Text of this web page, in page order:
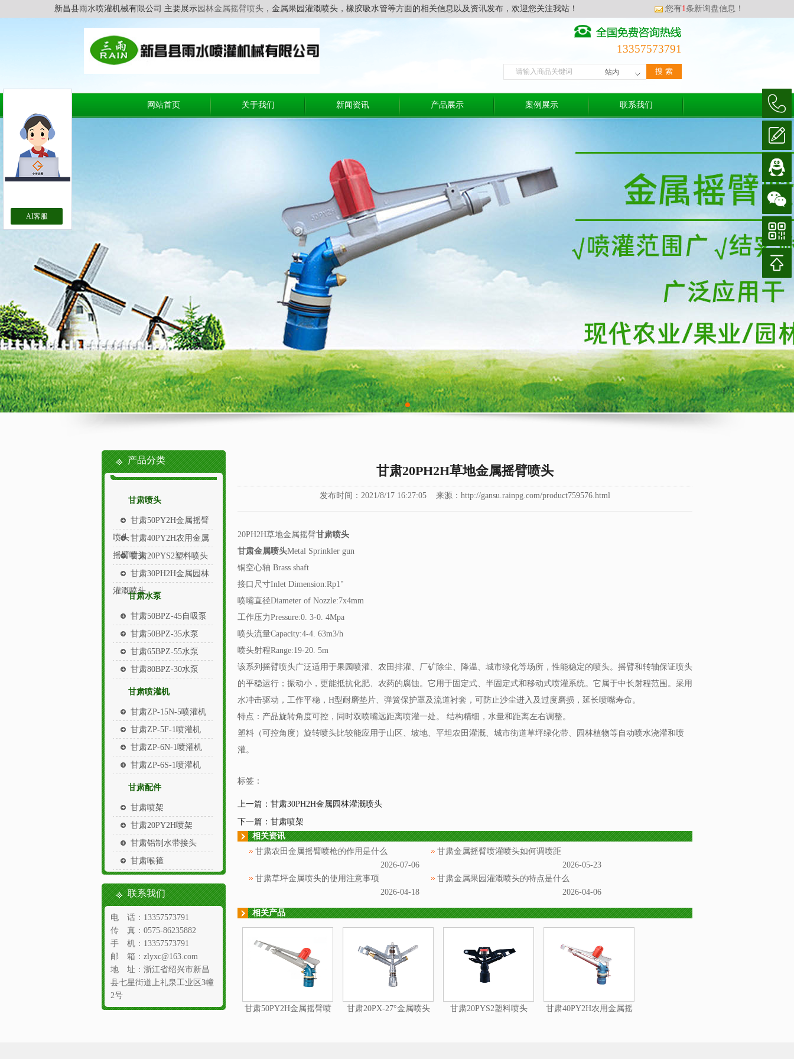
新昌县雨水喷灌机械有限公司 主要展示园林金属摇臂喷头 ，金属果园灌溉喷头，橡胶吸水管等方面的相关信息以及资讯发布，欢迎您关注我站！ 您有1条新询盘信息！
13357573791
网站首页 关于我们 新闻资讯 产品展示 案例展示 联系我们
产品分类
甘肃喷头
甘肃50PY2H金属摇臂
喷头甘肃40PY2H农用金属
摇臂喷头甘肃20PYS2塑料喷头
甘肃30PH2H金属园林
灌溉喷头
甘肃水泵
甘肃50BPZ-45自吸泵
甘肃50BPZ-35水泵
甘肃65BPZ-55水泵
甘肃80BPZ-30水泵
甘肃喷灌机
甘肃ZP-15N-5喷灌机
甘肃ZP-5F-1喷灌机
甘肃ZP-6N-1喷灌机
甘肃ZP-6S-1喷灌机
甘肃配件
甘肃喷架
甘肃20PY2H喷架
甘肃铝制水带接头
甘肃喉箍
联系我们
电 话：13357573791
传 真：0575-86235882
手 机：13357573791
邮 箱：zlyxc@163.com
地 址：浙江省绍兴市新昌
县七星街道上礼泉工业区3幢
2号
甘肃20PH2H草地金属摇臂喷头
发布时间：2021/8/17 16:27:05 来源：http://gansu.rainpg.com/product759576.html
20PH2H草地金属摇臂甘肃喷头
甘肃金属喷头Metal Sprinkler gun
铜空心轴 Brass shaft
接口尺寸Inlet Dimension:Rp1"
喷嘴直径Diameter of Nozzle:7x4mm
工作压力Pressure:0. 3-0. 4Mpa
喷头流量Capacity:4-4. 63m3/h
喷头射程Range:19-20. 5m
该系列摇臂喷头广泛适用于果园喷灌、农田排灌、厂矿除尘、降温、城市绿化等场所，性能稳定的喷头。摇臂和转轴保证喷头
的平稳运行；振动小，更能抵抗化肥、农药的腐蚀。它用于固定式、半固定式和移动式喷灌系统。它属于中长射程范围。采用
水冲击驱动，工作平稳，H型耐磨垫片、弹簧保护罩及流道衬套，可防止沙尘进入及过度磨损，延长喷嘴寿命。
特点：产品旋转角度可控，同时双喷嘴远距离喷灌一处。 结构精细，水量和距离左右调整。
塑料（可控角度）旋转喷头比较能应用于山区、坡地、平坦农田灌溉、城市街道草坪绿化带、园林植物等自动喷水浇灌和喷
灌。
标签：
上一篇： 甘肃30PH2H金属园林灌溉喷头
下一篇： 甘肃喷架
相关资讯
甘肃农田金属摇臂喷枪的作用是什么
2026-07-06
甘肃金属摇臂喷灌喷头如何调喷距
2026-05-23
甘肃草坪金属喷头的使用注意事项
2026-04-18
甘肃金属果园灌溉喷头的特点是什么
2026-04-06
相关产品
甘肃50PY2H金属摇臂喷
甘肃20PX-27°金属喷头 甘肃20PYS2塑料喷头
甘肃40PY2H农用金属摇
AI客服